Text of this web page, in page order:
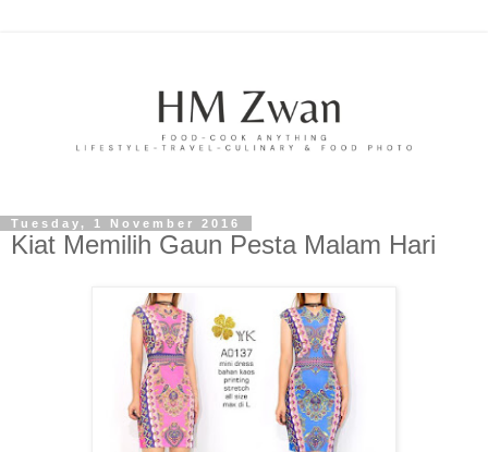
Tuesday, 1 November 2016
Kiat Memilih Gaun Pesta Malam Hari